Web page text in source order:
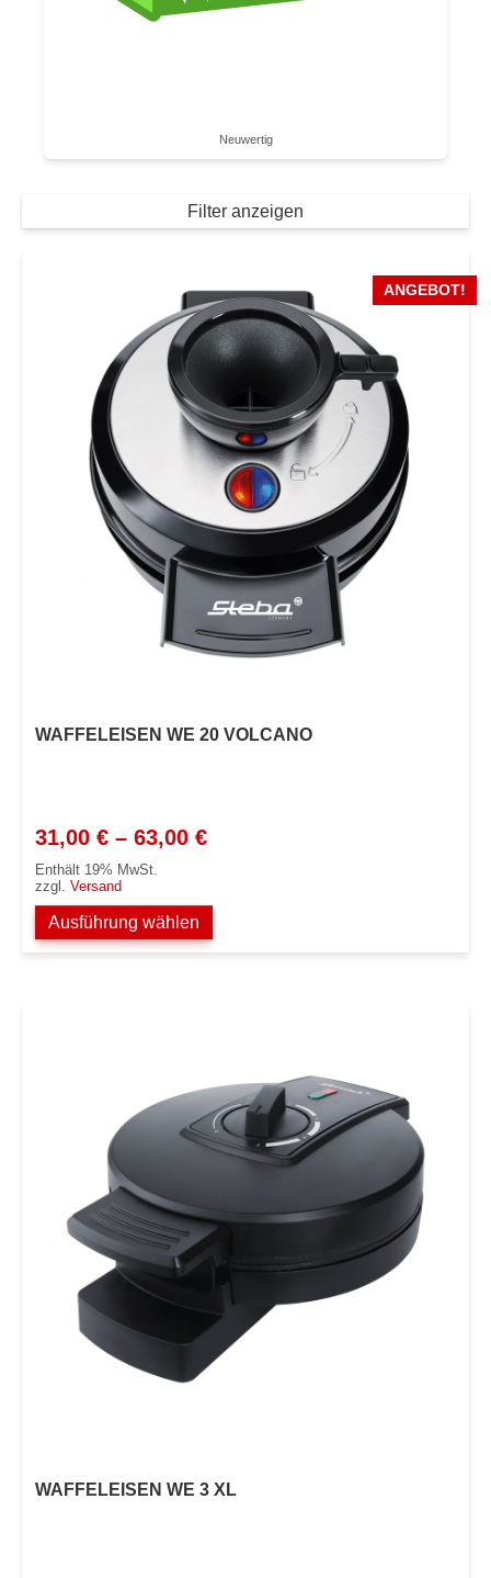
Neuwertig
Filter anzeigen
ANGEBOT!
WAFFELEISEN WE 20 VOLCANO
31,00 € – 63,00 €Preisspanne:
63,00 €
Enthält 19% MwSt.
zzgl. Versand
Ausführung wählen
WAFFELEISEN WE 3 XL